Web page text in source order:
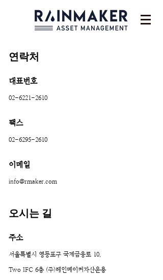
​연락처
대표번호
02-6221-2610
팩스
02-6295-2610
이메일
info@rmaker.com
오시는 길
주소
서울특별시 영등포구 국제금융로 10,
Two IFC 6층 (주)레인메이커자산운용